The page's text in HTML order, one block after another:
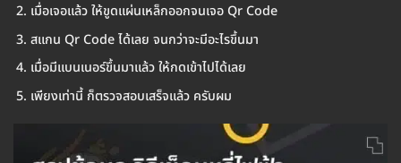
เมื่อเจอแล้ว ให้ขูดแผ่นเหล็กออกจนเจอ Qr Code
สแกน Qr Code ได้เลย จนกว่าจะมีอะไรขึ้นมา
เมื่อมีแบนเนอร์ขึ้นมาแล้ว ให้กดเข้าไปได้เลย
เพียงเท่านี้ ก็ตรวจสอบเสร็จแล้ว ครับผม